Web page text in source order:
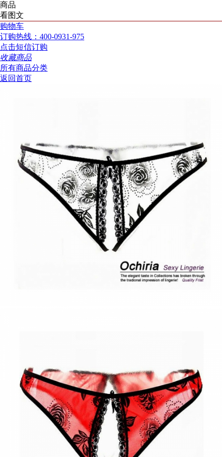
商品
看图文
购物车
订购热线：400-0931-975
点击短信订购
收藏商品
所有商品分类
返回首页